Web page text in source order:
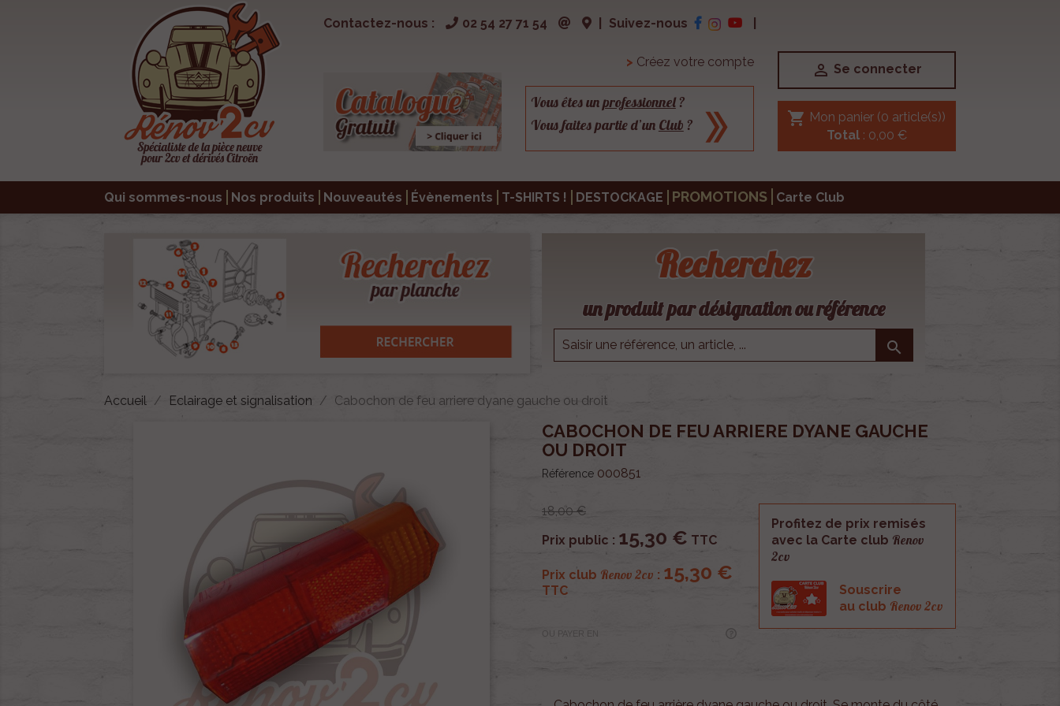
Contactez-nous : 02 54 27 71 54 Suivez-nous
> Créez votre compte
Vous êtes unprofessionnel?
Vous faites partie d’un Club ?
 Se connecter
shopping_cart Mon panier (0 article(s))
Total: 0,00 €
Qui sommes-nous Nos produits Nouveautés Évènements T-SHIRTS ! DESTOCKAGE PROMOTIONS Carte Club
Recherchez
un produit par désignation ou référence

Accueil Eclairage et signalisation Cabochon de feu arriere dyane gauche ou droit
CABOCHON DE FEU ARRIERE DYANE GAUCHE
OU DROIT
Référence 000851
18,00 €
Prix public : 15,30 € TTC
Prix club Renov 2cv : 15,30 €
TTC
OU PAYER EN
Profitez de prix remisés
avec la Carte club Renov
2cv
Souscrire
au club Renov 2cv